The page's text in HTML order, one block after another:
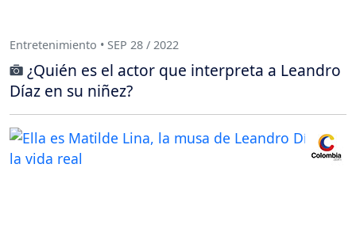
Entretenimiento • SEP 28 / 2022
¿Quién es el actor que interpreta a Leandro
Díaz en su niñez?